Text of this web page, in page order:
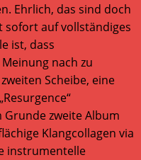
Ehrlich, das sind doch
sofort auf vollständiges
ist, dass
nach zu
Scheibe, eine
zweite Album
Klangcollagen via
instrumentelle